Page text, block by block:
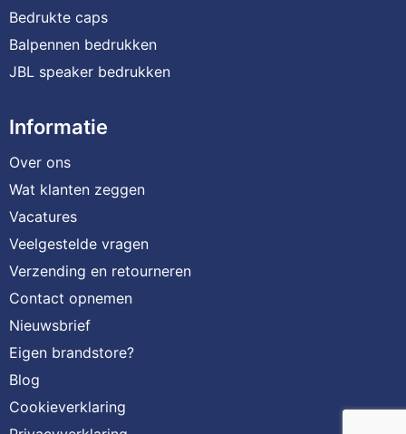
Bedrukte caps
Balpennen bedrukken
JBL speaker bedrukken
Informatie
Over ons
Wat klanten zeggen
Vacatures
Veelgestelde vragen
Verzending en retourneren
Contact opnemen
Nieuwsbrief
Eigen brandstore?
Blog
Cookieverklaring